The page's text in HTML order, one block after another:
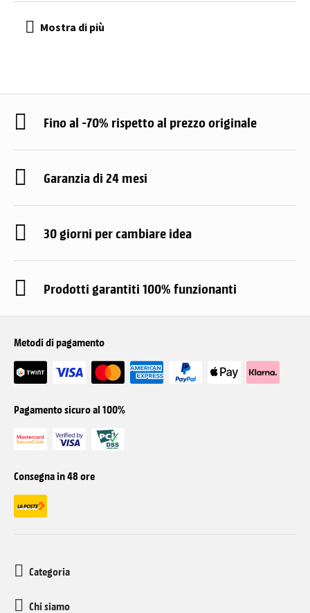
Fino al -70% rispetto al prezzo originale
Garanzia di 24 mesi
30 giorni per cambiare idea
Prodotti garantiti 100% funzionanti
Metodi di pagamento
Pagamento sicuro al 100%
Consegna in 48 ore
Categoria
Chi siamo